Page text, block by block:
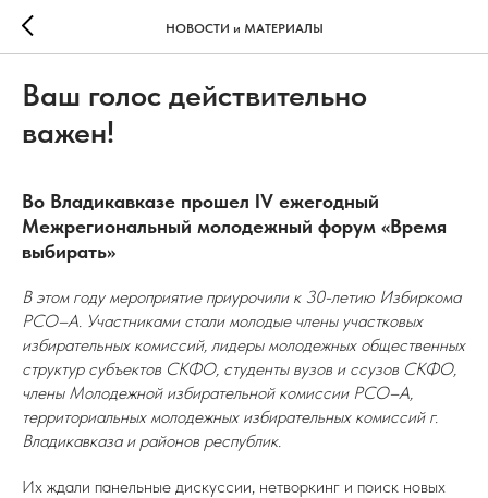
НОВОСТИ и МАТЕРИАЛЫ
Ваш голос действительно
важен!
Во Владикавказе прошел IV ежегодный
Межрегиональный молодежный форум «Время
выбирать»
В этом году мероприятие приурочили к 30-летию Избиркома
РСО–А. Участниками стали молодые члены участковых
избирательных комиссий, лидеры молодежных общественных
структур субъектов СКФО, студенты вузов и ссузов СКФО,
члены Молодежной избирательной комиссии РСО–А,
территориальных молодежных избирательных комиссий г.
Владикавказа и районов республик.
Их ждали панельные дискуссии, нетворкинг и поиск новых